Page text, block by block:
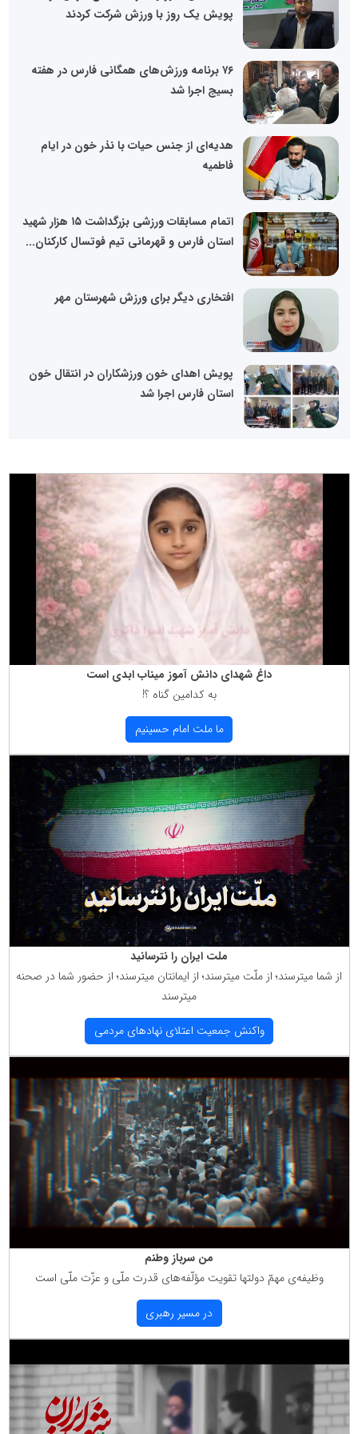
پویش یک روز با ورزش شرکت کردند
۷۶ برنامه ورزش‌های همگانی فارس در هفته
بسیج اجرا شد
هدیه‌ای از جنس حیات با نذر خون در ایام
فاطمیه
اتمام مسابقات ورزشی بزرگداشت ۱۵ هزار شهید
استان فارس و قهرمانی تیم فوتسال کارکنان...
افتخاری دیگر برای ورزش شهرستان مهر
پویش اهدای خون ورزشکاران در انتقال خون
استان فارس اجرا شد
داغ شهدای دانش آموز میناب ابدی است
به كدامین گناه ؟!
ما ملت امام حسینیم
ملت ایران را نترسانید
از شما میترسند؛ از ملّت میترسند؛ از ایمانتان میترسند؛ از حضور شما در صحنه
میترسند
واكنش جمعیت اعتلای نهادهای مردمی
من سرباز وطنم
وظیفه‌ی مهمّ دولتها تقویت مؤلّفه‌های قدرت ملّی و عزّت ملّی است
در مسیر رهبری